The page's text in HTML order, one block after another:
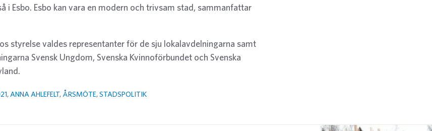
i Esbo. Esbo kan vara en modern och trivsam stad, sammanfattar
styrelse valdes representanter för de sju lokalavdelningarna samt
Svensk Ungdom, Svenska Kvinnoförbundet och Svenska
,ANNA AHLEFELT, ÅRSMÖTE,STADSPOLITIK